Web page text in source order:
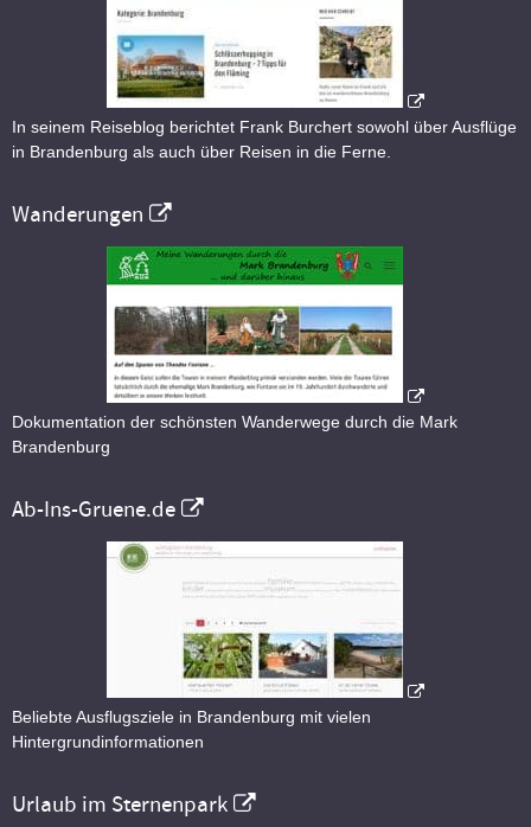
In seinem Reiseblog berichtet Frank Burchert sowohl über Ausflüge
in Brandenburg als auch über Reisen in die Ferne.
Wanderungen
Dokumentation der schönsten Wanderwege durch die Mark
Brandenburg
Ab-Ins-Gruene.de
Beliebte Ausflugsziele in Brandenburg mit vielen
Hintergrundinformationen
Urlaub im Sternenpark